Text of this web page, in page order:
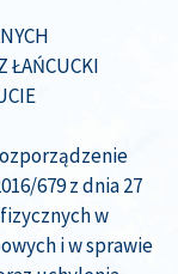
ŁAŃCUCKI
679 z dnia 27
w
i w sprawie